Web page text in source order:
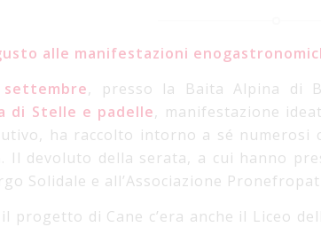
alle manifestazioni
, presso la Baita Alpina di
di Stelle e padelle, manifestazione
ha raccolto intorno a sé numerosi
Il devoluto della serata, a cui hanno
Solidale e all’Associazione
progetto di Cane c’era anche il Liceo